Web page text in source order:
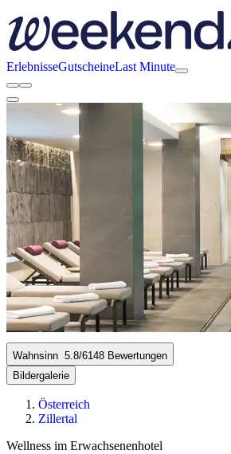
ErlebnisseGutscheineLast Minute
Wahnsinn 5.8/6148 Bewertungen
Bildergalerie
Österreich
Zillertal
Wellness im Erwachsenenhotel